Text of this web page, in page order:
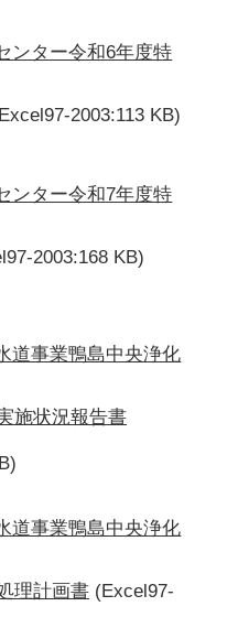
ンター令和6年度特
2003:113 KB)
ンター令和7年度特
2003:168 KB)
道事業鴨島中央浄化
施状況報告書
道事業鴨島中央浄化
理計画書 (Excel97-